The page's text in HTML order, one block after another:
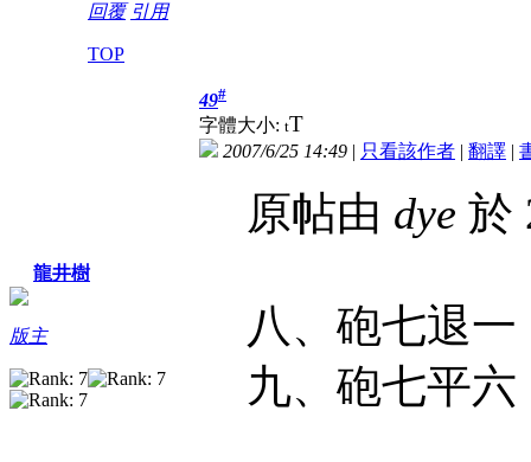
回覆 引用
TOP
龍井樹
版主
49#
字體大小: tT
2007/6/25 14:49 | 只看該作者 | 翻譯 |
原帖由 dye 於
八、砲七退
九、砲七平